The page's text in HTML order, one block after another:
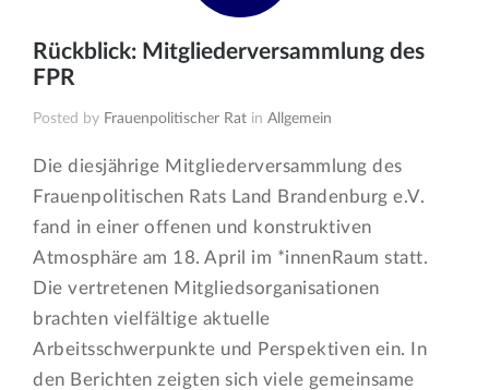
Rückblick: Mitgliederversammlung des
FPR
Posted by Frauenpolitischer Rat inAllgemein
Die diesjährige Mitgliederversammlung des
Frauenpolitischen Rats Land Brandenburg e.V.
fand in einer offenen und konstruktiven
Atmosphäre am 18. April im *innenRaum statt.
Die vertretenen Mitgliedsorganisationen
brachten vielfältige aktuelle
Arbeitsschwerpunkte und Perspektiven ein. In
den Berichten zeigten sich viele gemeinsame